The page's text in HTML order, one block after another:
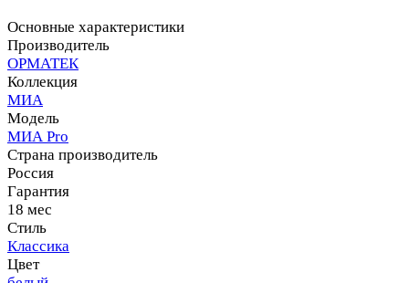
Основные характеристики
Производитель
ОРМАТЕК
Коллекция
МИА
Модель
МИА Pro
Страна производитель
Россия
Гарантия
18 мес
Стиль
Классика
Цвет